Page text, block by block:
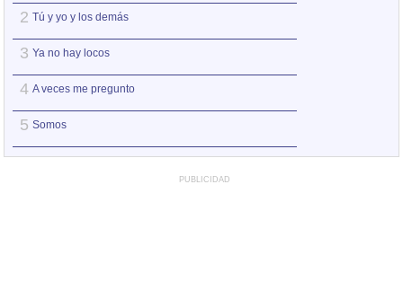
2 Tú y yo y los demás
3 Ya no hay locos
4 A veces me pregunto
5 Somos
PUBLICIDAD